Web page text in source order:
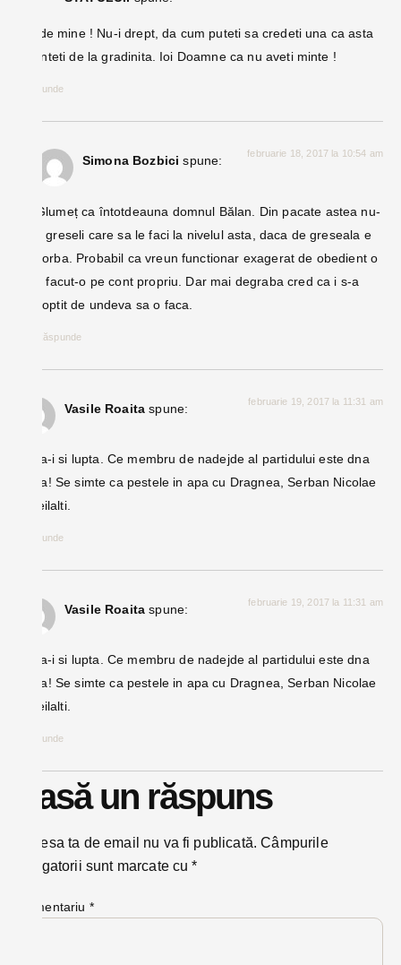
Vai de mine ! Nu-i drept, da cum puteti sa credeti una ca asta
?Sunteti de la gradinita. Ioi Doamne ca nu aveti minte !
Răspunde
Simona Bozbici spune: februarie 18, 2017 la 10:54 am
Glumeț ca întotdeauna domnul Bălan. Din pacate astea nu-
s greseli care sa le faci la nivelul asta, daca de greseala e
vorba. Probabil ca vreun functionar exagerat de obedient o
fi facut-o pe cont propriu. Dar mai degraba cred ca i s-a
soptit de undeva sa o faca.
Răspunde
Vasile Roaita spune: februarie 19, 2017 la 11:31 am
Si da-i si lupta. Ce membru de nadejde al partidului este dna
Pana! Se simte ca pestele in apa cu Dragnea, Serban Nicolae
si ceilalti.
Răspunde
Vasile Roaita spune: februarie 19, 2017 la 11:31 am
Si da-i si lupta. Ce membru de nadejde al partidului este dna
Pana! Se simte ca pestele in apa cu Dragnea, Serban Nicolae
si ceilalti.
Răspunde
Lasă un răspuns
Adresa ta de email nu va fi publicată. Câmpurile
obligatorii sunt marcate cu*
Comentariu *